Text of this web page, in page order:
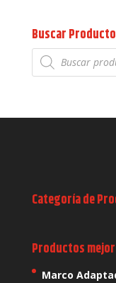
Buscar
Búsqueda
de
productos
Categoría de
Productos
Marco